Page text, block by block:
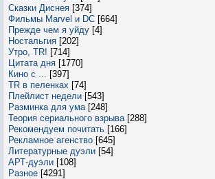
Сказки Диснея [374]
Фильмы Marvel и DC [664]
Прежде чем я уйду [4]
Ностальгия [202]
Утро, TR! [714]
Цитата дня [1770]
Кино с ... [397]
TR в пеленках [74]
Плейлист недели [543]
Разминка для ума [248]
Теория сериального взрыва [288]
Рекомендуем почитать [166]
Рекламное агенство [645]
Литературные дуэли [54]
АРТ-дуэли [108]
Разное [4291]